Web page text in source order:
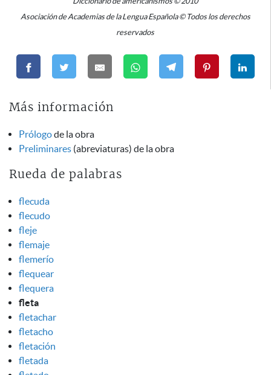
Asociación de Academias de la Lengua Española © Todos los derechos
reservados
Más información
Prólogode la obra
Preliminares (abreviaturas) de la obra
Rueda de palabras
flecuda
flecudo
fleje
flemaje
flemerío
flequear
flequera
fleta
fletachar
fletacho
fletación
fletada